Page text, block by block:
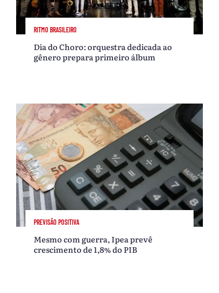
RITMO BRASILEIRO
Dia do Choro: orquestra dedicada ao
gênero prepara primeiro álbum
PREVISÃO POSITIVA
Mesmo com guerra, Ipea prevê
crescimento de 1,8% do PIB